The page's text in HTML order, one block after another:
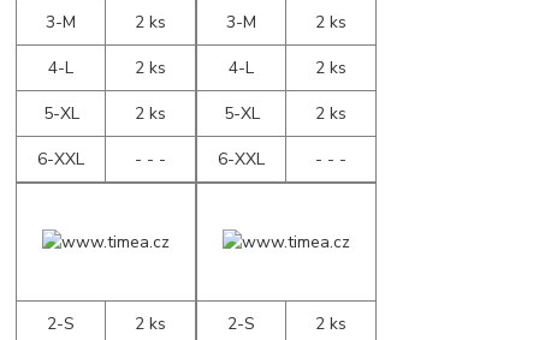
3-M
2 ks
4-L
2 ks
5-XL
2 ks
6-XXL
- - -
3-M
2 ks
4-L
2 ks
5-XL
2 ks
6-XXL
- - -
2-S 2 ks 2-S 2 ks